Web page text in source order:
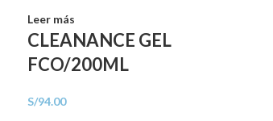
Leer más
CLEANANCE GEL
FCO/200ML
S/94.00